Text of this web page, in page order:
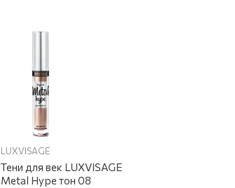
LUXVISAGE
Тени для век LUXVISAGE
Metal Hype тон 08